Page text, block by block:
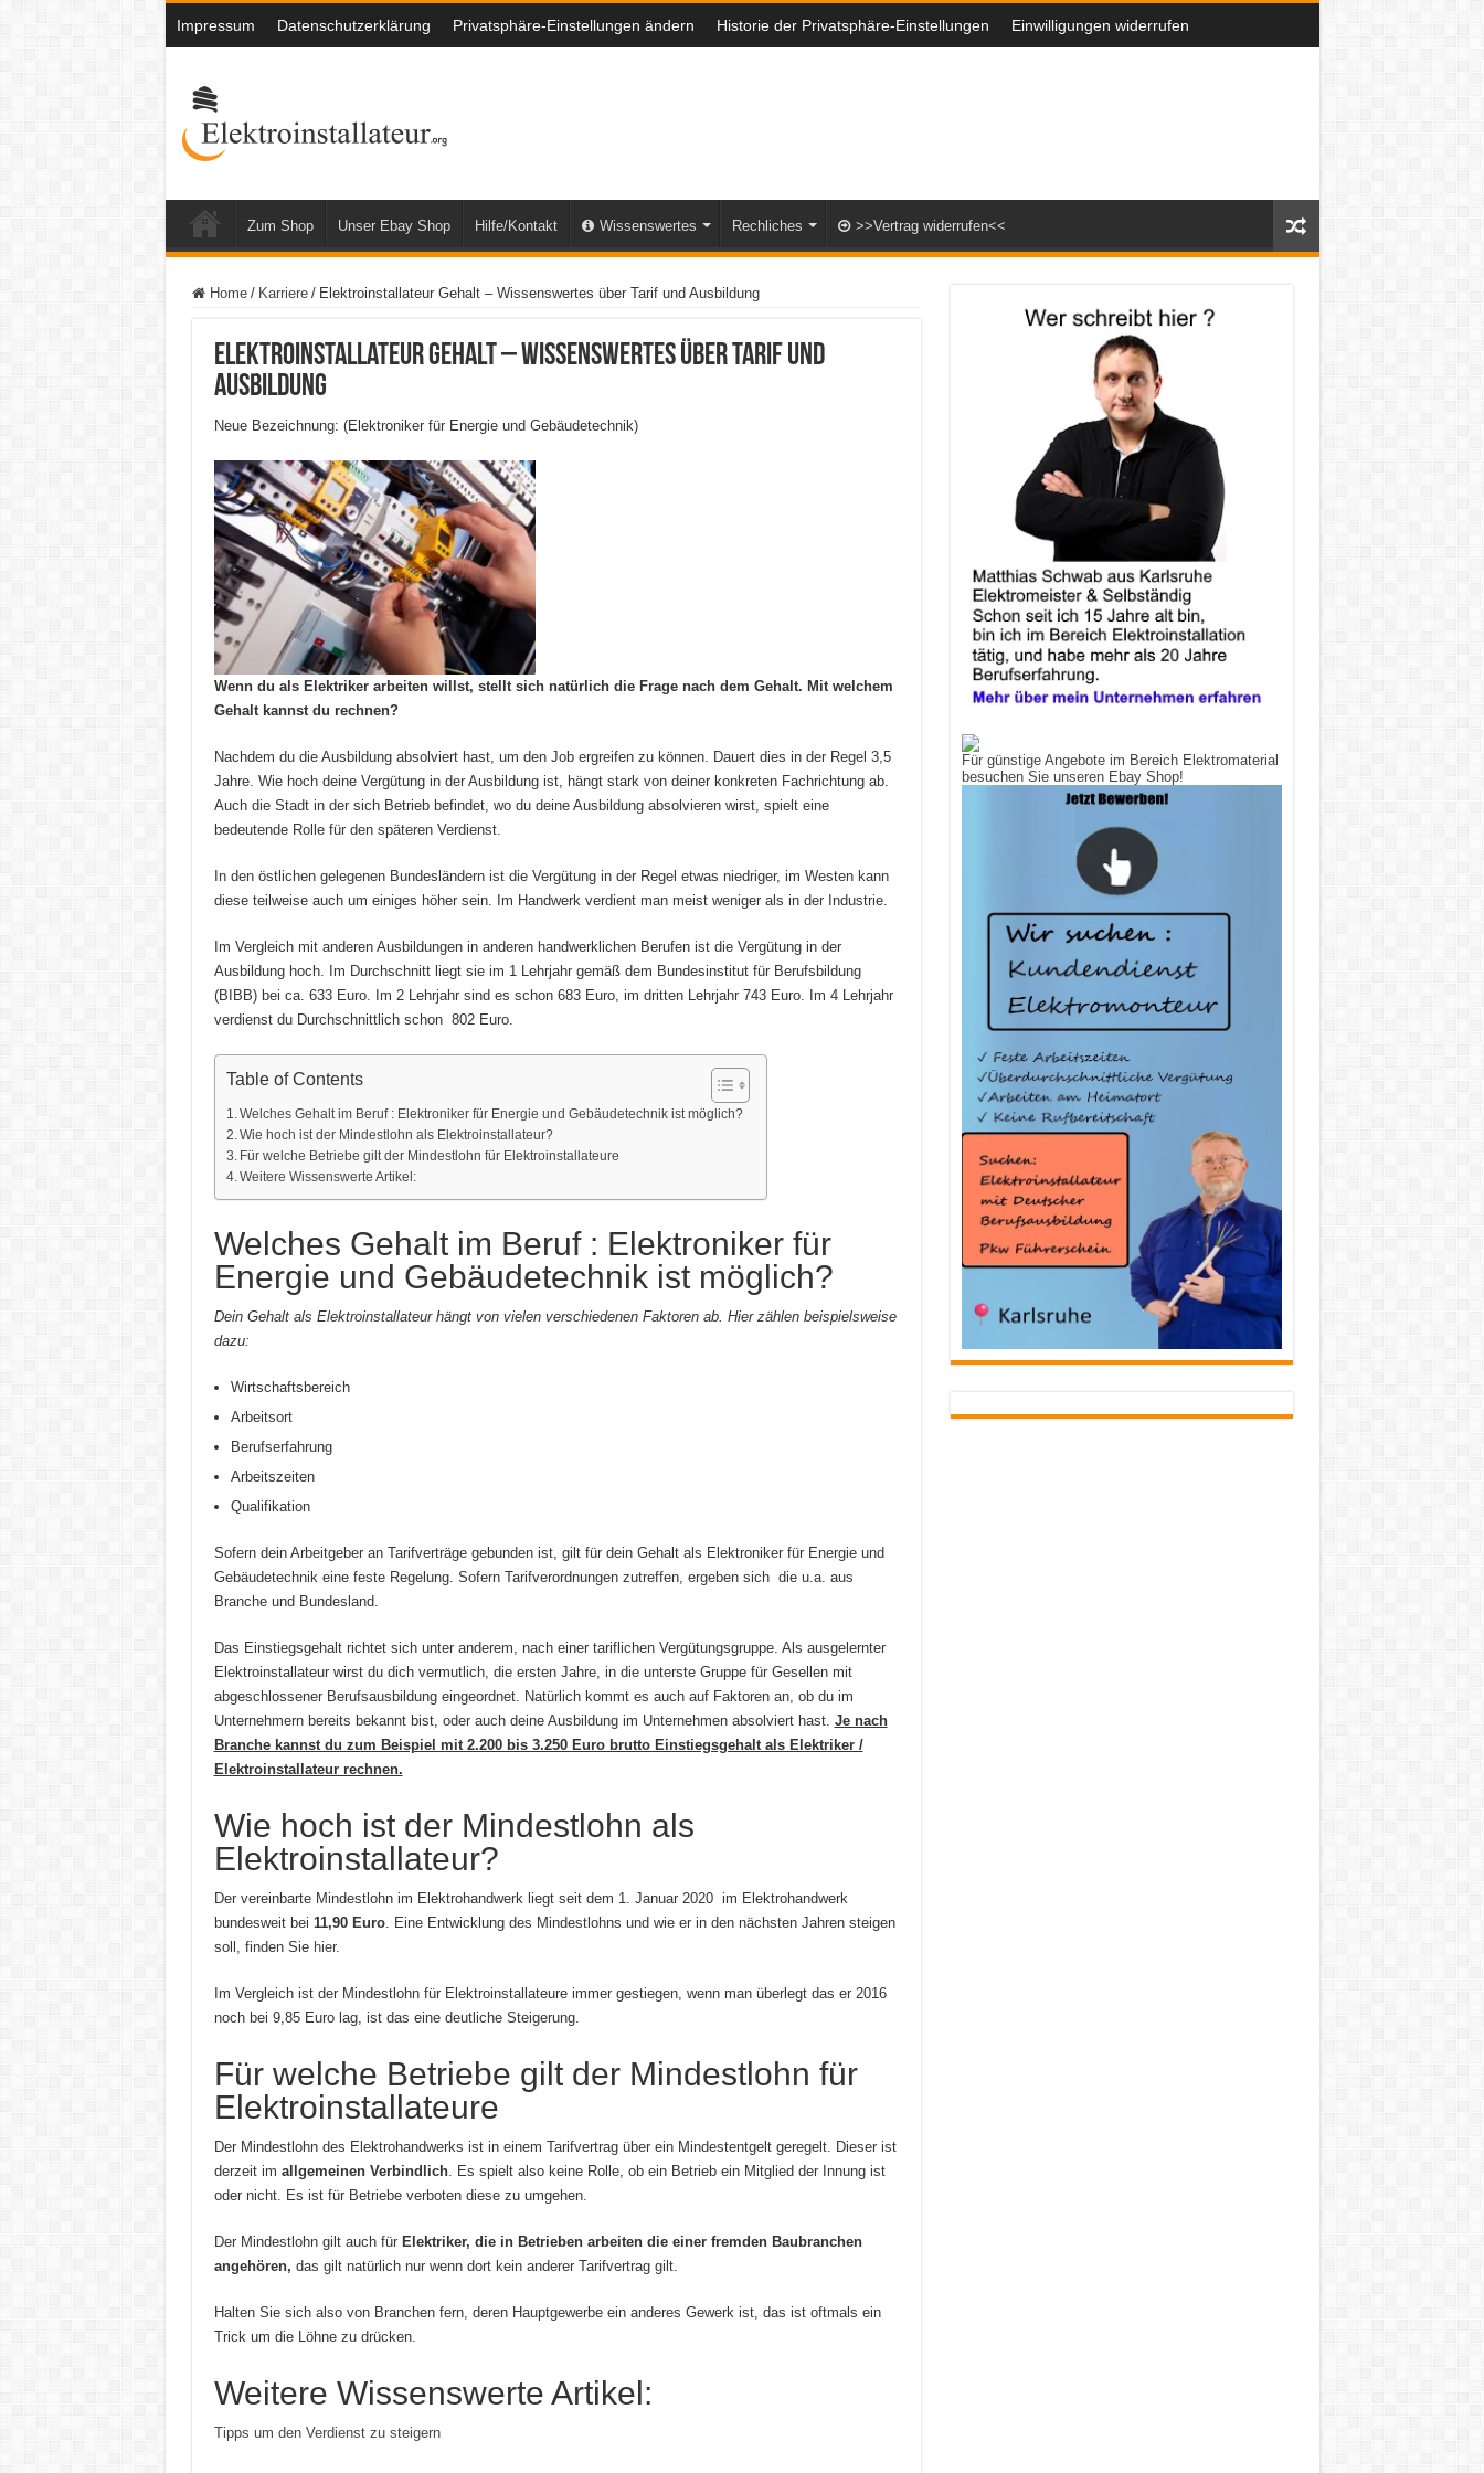
Impressum Datenschutzerklärung Privatsphäre-Einstellungen ändern Historie der Privatsphäre-Einstellungen Einwilligungen widerrufen
Zum Shop Unser Ebay Shop Hilfe/Kontakt Wissenswertes Rechliches >>Vertrag widerrufen<<
Home / Karriere / Elektroinstallateur Gehalt – Wissenswertes über Tarif und Ausbildung
Elektroinstallateur Gehalt – Wissenswertes über Tarif und
Ausbildung
Neue Bezeichnung: (Elektroniker für Energie und Gebäudetechnik)
Wenn du als Elektriker arbeiten willst, stellt sich natürlich die Frage nach dem Gehalt. Mit welchem
Gehalt kannst du rechnen?
Nachdem du die Ausbildung absolviert hast, um den Job ergreifen zu können. Dauert dies in der Regel 3,5
Jahre. Wie hoch deine Vergütung in der Ausbildung ist, hängt stark von deiner konkreten Fachrichtung ab.
Auch die Stadt in der sich Betrieb befindet, wo du deine Ausbildung absolvieren wirst, spielt eine
bedeutende Rolle für den späteren Verdienst.
In den östlichen gelegenen Bundesländern ist die Vergütung in der Regel etwas niedriger, im Westen kann
diese teilweise auch um einiges höher sein. Im Handwerk verdient man meist weniger als in der Industrie.
Im Vergleich mit anderen Ausbildungen in anderen handwerklichen Berufen ist die Vergütung in der
Ausbildung hoch. Im Durchschnitt liegt sie im 1 Lehrjahr gemäß dem Bundesinstitut für Berufsbildung
(BIBB) bei ca. 633 Euro. Im 2 Lehrjahr sind es schon 683 Euro, im dritten Lehrjahr 743 Euro. Im 4 Lehrjahr
verdienst du Durchschnittlich schon 802 Euro.
Table of Contents
Welches Gehalt im Beruf : Elektroniker für Energie und Gebäudetechnik ist möglich?
Wie hoch ist der Mindestlohn als Elektroinstallateur?
Für welche Betriebe gilt der Mindestlohn für Elektroinstallateure
Weitere Wissenswerte Artikel:
Welches Gehalt im Beruf : Elektroniker für
Energie und Gebäudetechnik ist möglich?
Dein Gehalt als Elektroinstallateur hängt von vielen verschiedenen Faktoren ab. Hier zählen beispielsweise
dazu:
Wirtschaftsbereich
Arbeitsort
Berufserfahrung
Arbeitszeiten
Qualifikation
Sofern dein Arbeitgeber an Tarifverträge gebunden ist, gilt für dein Gehalt als Elektroniker für Energie und
Gebäudetechnik eine feste Regelung. Sofern Tarifverordnungen zutreffen, ergeben sich die u.a. aus
Branche und Bundesland.
Das Einstiegsgehalt richtet sich unter anderem, nach einer tariflichen Vergütungsgruppe. Als ausgelernter
Elektroinstallateur wirst du dich vermutlich, die ersten Jahre, in die unterste Gruppe für Gesellen mit
abgeschlossener Berufsausbildung eingeordnet. Natürlich kommt es auch auf Faktoren an, ob du im
Unternehmern bereits bekannt bist, oder auch deine Ausbildung im Unternehmen absolviert hast. Je nach
Branche kannst du zum Beispiel mit 2.200 bis 3.250 Euro brutto Einstiegsgehalt als Elektriker /
Elektroinstallateur rechnen.
Wie hoch ist der Mindestlohn als
Elektroinstallateur?
Der vereinbarte Mindestlohn im Elektrohandwerk liegt seit dem 1. Januar 2020 im Elektrohandwerk
bundesweit bei 11,90 Euro. Eine Entwicklung des Mindestlohns und wie er in den nächsten Jahren steigen
soll, finden Sie hier.
Im Vergleich ist der Mindestlohn für Elektroinstallateure immer gestiegen, wenn man überlegt das er 2016
noch bei 9,85 Euro lag, ist das eine deutliche Steigerung.
Für welche Betriebe gilt der Mindestlohn für
Elektroinstallateure
Der Mindestlohn des Elektrohandwerks ist in einem Tarifvertrag über ein Mindestentgelt geregelt. Dieser ist
derzeit im allgemeinen Verbindlich. Es spielt also keine Rolle, ob ein Betrieb ein Mitglied der Innung ist
oder nicht. Es ist für Betriebe verboten diese zu umgehen.
Der Mindestlohn gilt auch für Elektriker, die in Betrieben arbeiten die einer fremden Baubranchen
angehören, das gilt natürlich nur wenn dort kein anderer Tarifvertrag gilt.
Halten Sie sich also von Branchen fern, deren Hauptgewerbe ein anderes Gewerk ist, das ist oftmals ein
Trick um die Löhne zu drücken.
Weitere Wissenswerte Artikel:
Tipps um den Verdienst zu steigern
Für günstige Angebote im Bereich Elektromaterial
besuchen Sie unseren Ebay Shop!